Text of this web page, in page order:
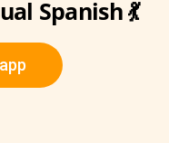
Spanish 💃